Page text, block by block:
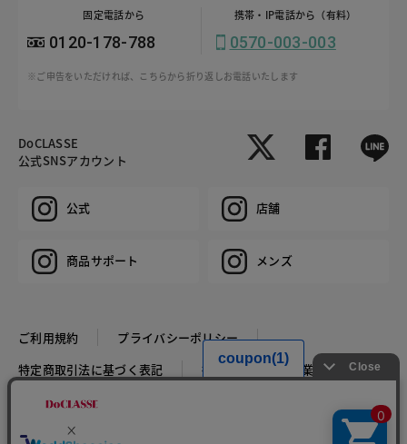
固定電話から
0120-178-788
携帯・IP電話から（有料）
0570-003-003
※ご申告をいただければ、こちらから折り返しお電話いたします
DoCLASSE
公式SNSアカウント
公式 店舗
商品サポート メンズ
ご利用規約
プライバシーポリシー
特定商取引法に基づく表記
推奨環境 企業情報
COPYRIGHT © DoCLASSE ALL RIGHTS RESERVED.